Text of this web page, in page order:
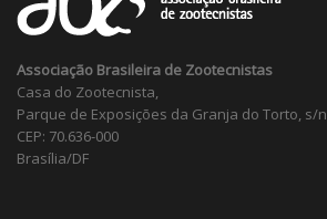
Associação Brasileira de Zootecnistas
Casa do Zootecnista,
Parque de Exposições da Granja do Torto, s/n
CEP: 70.636-000
Brasília/DF